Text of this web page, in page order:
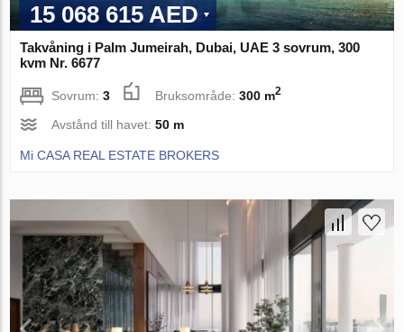
15 068 615 AED
Takvåning i Palm Jumeirah, Dubai, UAE 3 sovrum, 300
kvm Nr. 6677
Sovrum:3 Bruksområde:300 m2
Avstånd till havet:50 m
Mi CASA REAL ESTATE BROKERS